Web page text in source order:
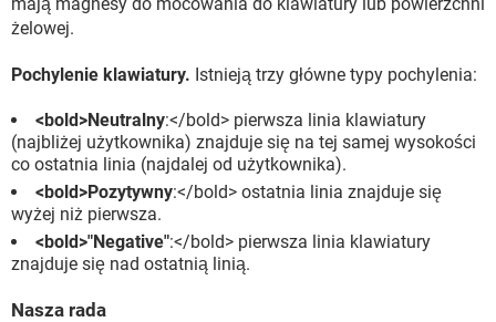
żelowej.
Pochylenie klawiatury. Istnieją trzy główne typy pochylenia:
<bold>Neutralny:</bold> pierwsza linia klawiatury
(najbliżej użytkownika) znajduje się na tej samej wysokości
co ostatnia linia (najdalej od użytkownika).
<bold>Pozytywny:</bold> ostatnia linia znajduje się
wyżej niż pierwsza.
<bold>"Negative":</bold> pierwsza linia klawiatury
znajduje się nad ostatnią linią.
Nasza rada